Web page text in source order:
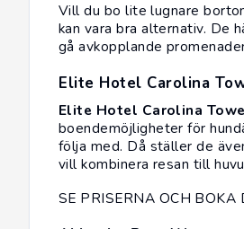
Vill du bo lite lugnare
kan vara bra alternativ. De
gå avkopplande
Elite Hotel Carolina
Elite Hotel Carolina
boendemöjligheter för
följa med. Då ställer de
vill kombinera resan till
SE PRISERNA OCH BOKA